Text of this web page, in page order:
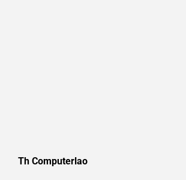
Th Computerlao